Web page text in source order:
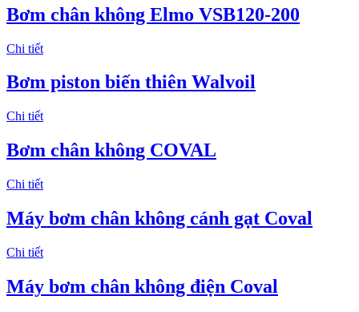
Bơm chân không Elmo VSB120-200
Chi tiết
Bơm piston biến thiên Walvoil
Chi tiết
Bơm chân không COVAL
Chi tiết
Máy bơm chân không cánh gạt Coval
Chi tiết
Máy bơm chân không điện Coval